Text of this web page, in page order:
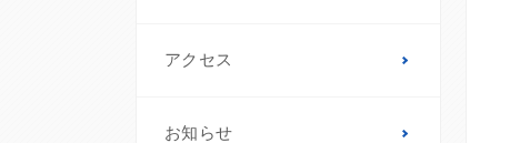
アクセス
お知らせ